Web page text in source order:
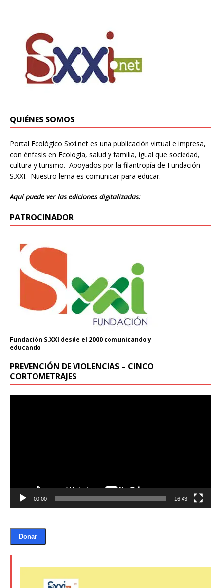
QUIÉNES SOMOS
Portal Ecológico Sxxi.net es una publicación virtual e impresa,
con énfasis en Ecología, salud y familia, igual que sociedad,
cultura y turismo. Apoyados por la filantropía de Fundación
S.XXI. Nuestro lema es comunicar para educar.
Aquí puede ver las ediciones digitalizadas:
PATROCINADOR
Fundación S.XXI desde el 2000 comunicando y
educando
PREVENCIÓN DE VIOLENCIAS – CINCO
CORTOMETRAJES
00:00 16:43
Donar